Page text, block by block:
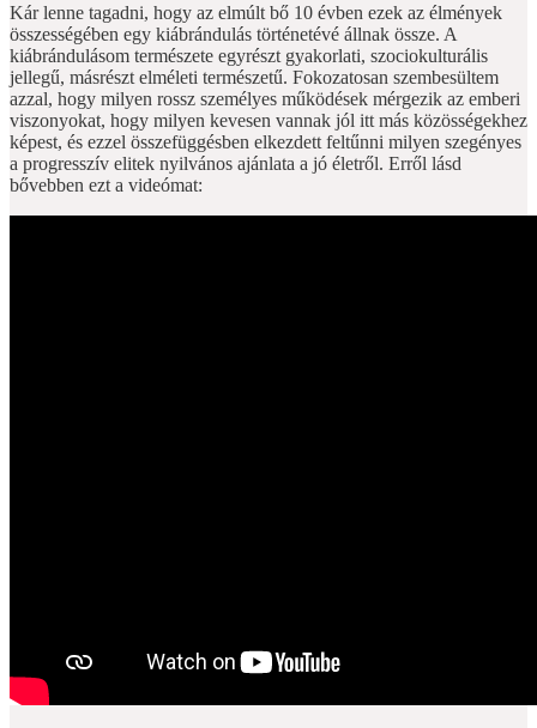
Kár lenne tagadni, hogy az elmúlt bő 10 évben ezek az élmények
összességében egy kiábrándulás történetévé állnak össze. A
kiábrándulásom természete egyrészt gyakorlati, szociokulturális
jellegű, másrészt elméleti természetű. Fokozatosan szembesültem
azzal, hogy milyen rossz személyes működések mérgezik az emberi
viszonyokat, hogy milyen kevesen vannak jól itt más közösségekhez
képest, és ezzel összefüggésben elkezdett feltűnni milyen szegényes
a progresszív elitek nyilvános ajánlata a jó életről. Erről lásd
bővebben ezt a videómat: